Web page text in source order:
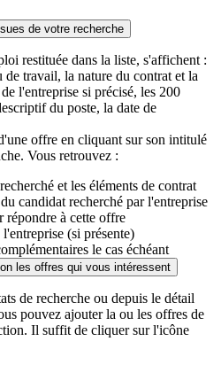
de votre recherche
restituée dans la liste, s'affichent :
travail, la nature du contrat et la
l'entreprise si précisé, les 200
du poste, la date de
offre en cliquant sur son intitulé
Vous retrouvez :
et les éléments de contrat
candidat recherché par l'entreprise
répondre à cette offre
(si présente)
le cas échéant
les offres qui vous intéressent
de recherche ou depuis le détail
pouvez ajouter la ou les offres de
Il suffit de cliquer sur l'icône